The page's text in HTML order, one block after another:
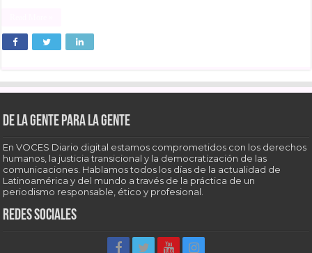
De la gente para la gente
En VOCES Diario digital estamos comprometidos con los derechos
humanos, la justicia transicional y la democratización de las
comunicaciones. Hablamos todos los días de la actualidad de
Latinoamérica y del mundo a través de la práctica de un
periodismo responsable, ético y profesional.
Redes sociales